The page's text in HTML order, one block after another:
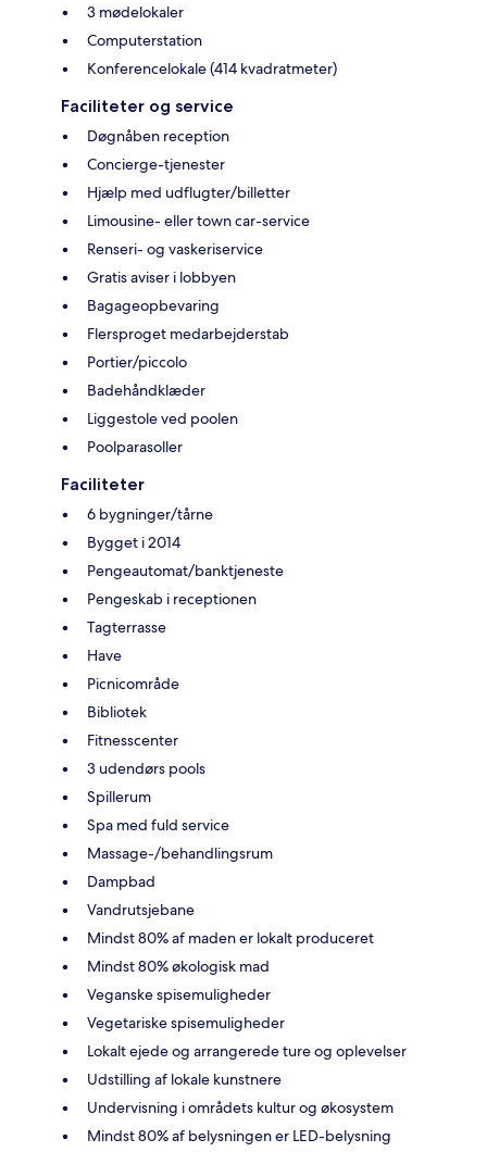
3 mødelokaler
Computerstation
Konferencelokale (414 kvadratmeter)
Faciliteter og service
Døgnåben reception
Concierge-tjenester
Hjælp med udflugter/billetter
Limousine- eller town car-service
Renseri- og vaskeriservice
Gratis aviser i lobbyen
Bagageopbevaring
Flersproget medarbejderstab
Portier/piccolo
Badehåndklæder
Liggestole ved poolen
Poolparasoller
Faciliteter
6 bygninger/tårne
Bygget i 2014
Pengeautomat/banktjeneste
Pengeskab i receptionen
Tagterrasse
Have
Picnicområde
Bibliotek
Fitnesscenter
3 udendørs pools
Spillerum
Spa med fuld service
Massage-/behandlingsrum
Dampbad
Vandrutsjebane
Mindst 80% af maden er lokalt produceret
Mindst 80% økologisk mad
Veganske spisemuligheder
Vegetariske spisemuligheder
Lokalt ejede og arrangerede ture og oplevelser
Udstilling af lokale kunstnere
Undervisning i områdets kultur og økosystem
Mindst 80% af belysningen er LED-belysning